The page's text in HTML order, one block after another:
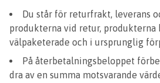
Du står för returfrakt, leverans
produkterna vid retur, produkterna
välpaketerade och i ursprunglig
På återbetalningsbeloppet
dra av en summa motsvarande